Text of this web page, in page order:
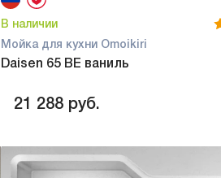
В наличии
Мойка для кухни Omoikiri
Daisen 65 BE ваниль
21 288 руб.